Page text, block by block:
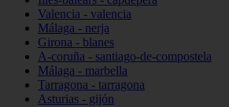
Valencia - valencia
Málaga - nerja
Girona - blanes
A-coruña - santiago-de-compostela
Málaga - marbella
Tarragona - tarragona
Asturias - gijón